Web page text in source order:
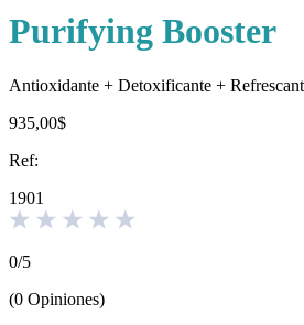
Purifying Booster
Antioxidante + Detoxificante +
935,00$
Ref:
1901
0/5
(0 Opiniones)